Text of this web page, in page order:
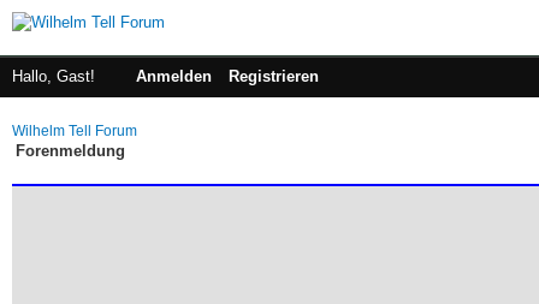
Hallo, Gast! Anmelden Registrieren
Wilhelm Tell Forum
Forenmeldung